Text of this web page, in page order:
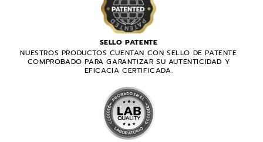
SELLO PATENTE
NUESTROS PRODUCTOS CUENTAN CON SELLO DE PATENTE
COMPROBADO PARA GARANTIZAR SU AUTENTICIDAD Y
EFICACIA CERTIFICADA.